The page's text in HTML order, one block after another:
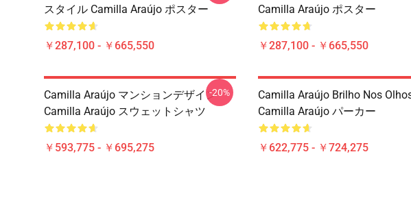
スタイル Camilla Araújo ポスター
￥287,100 - ￥665,550
Camilla Araújo ポスター
￥287,100 - ￥665,550
Camilla Araújo マンションデザイン
Camilla Araújo スウェットシャツ
￥593,775 - ￥695,275
-20%
Camilla Araújo Brilho Nos
Camilla Araújo パーカー
￥622,775 - ￥724,275